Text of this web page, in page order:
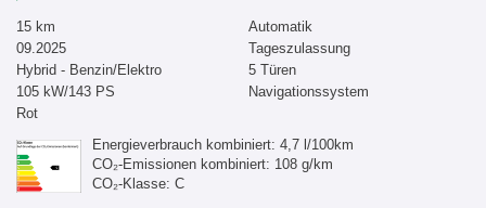
15 km
09.2025
Hybrid - Benzin/Elektro
105 kW/143 PS
Rot
Automatik
Tageszulassung
5 Türen
Navigationssystem
Energieverbrauch kombiniert: 4,7 l/100km
CO₂-Emissionen kombiniert: 108 g/km
CO₂-Klasse: C